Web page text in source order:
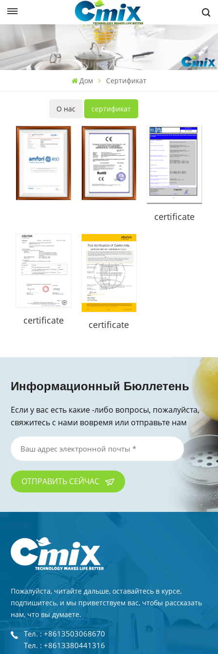
Дом Сертификат
О нас сертификат
certificate
certificate certificate
Информационный Бюллетень
Если у вас есть какие -либо вопросы, пожалуйста,
свяжитесь с нами вовремя или отправьте нам
электронное письмо, спасибо за запрос!
ОТПРАВИТЬ СЕЙЧАС
Пожалуйста, читайте дальше, оставайтесь в курсе,
подпишитесь, и мы приветствуем вас, чтобы рассказать
нам, что вы думаете.
Тел. : +8613503068670
Тел. : +8613380441316